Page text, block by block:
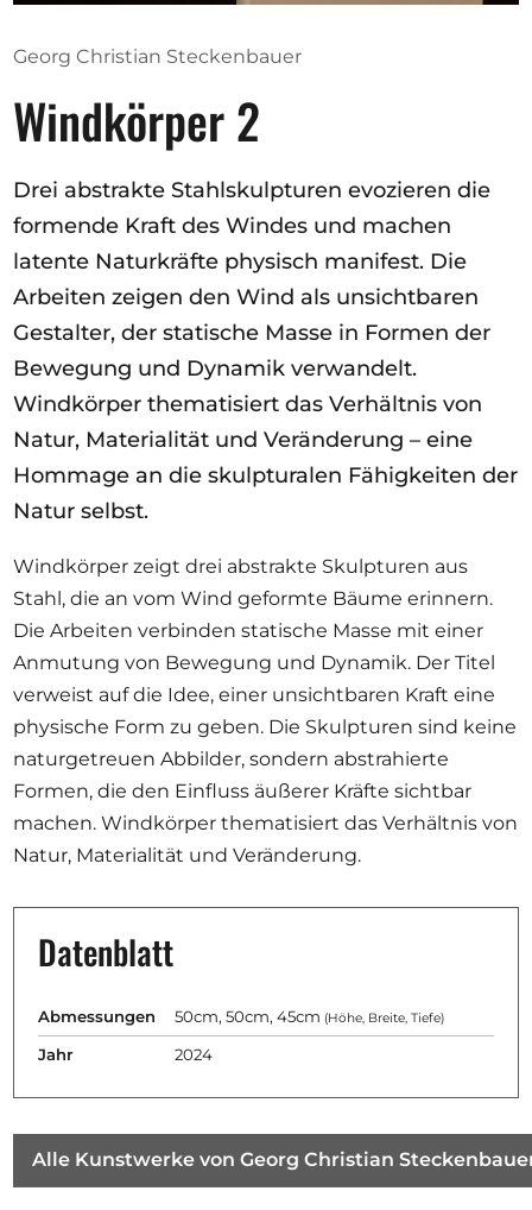
Ausschreibungen
Künstler:innen
Über uns
Spenden
Partners
Help
Kontakt
Georg Christian Steckenbauer
Windkörper 2
Drei abstrakte Stahlskulpturen evozieren die
formende Kraft des Windes und machen
latente Naturkräfte physisch manifest. Die
Arbeiten zeigen den Wind als unsichtbaren
Gestalter, der statische Masse in Formen der
Bewegung und Dynamik verwandelt.
Windkörper thematisiert das Verhältnis von
Natur, Materialität und Veränderung – eine
Hommage an die skulpturalen Fähigkeiten der
Natur selbst.
Windkörper zeigt drei abstrakte Skulpturen aus
Stahl, die an vom Wind geformte Bäume erinnern.
Die Arbeiten verbinden statische Masse mit einer
Anmutung von Bewegung und Dynamik. Der Titel
verweist auf die Idee, einer unsichtbaren Kraft eine
physische Form zu geben. Die Skulpturen sind keine
naturgetreuen Abbilder, sondern abstrahierte
Formen, die den Einfluss äußerer Kräfte sichtbar
machen. Windkörper thematisiert das Verhältnis von
Natur, Materialität und Veränderung.
Datenblatt
Abmessungen 50cm, 50cm, 45cm (Höhe, Breite, Tiefe)
Jahr 2024
Alle Kunstwerke von Georg Christian